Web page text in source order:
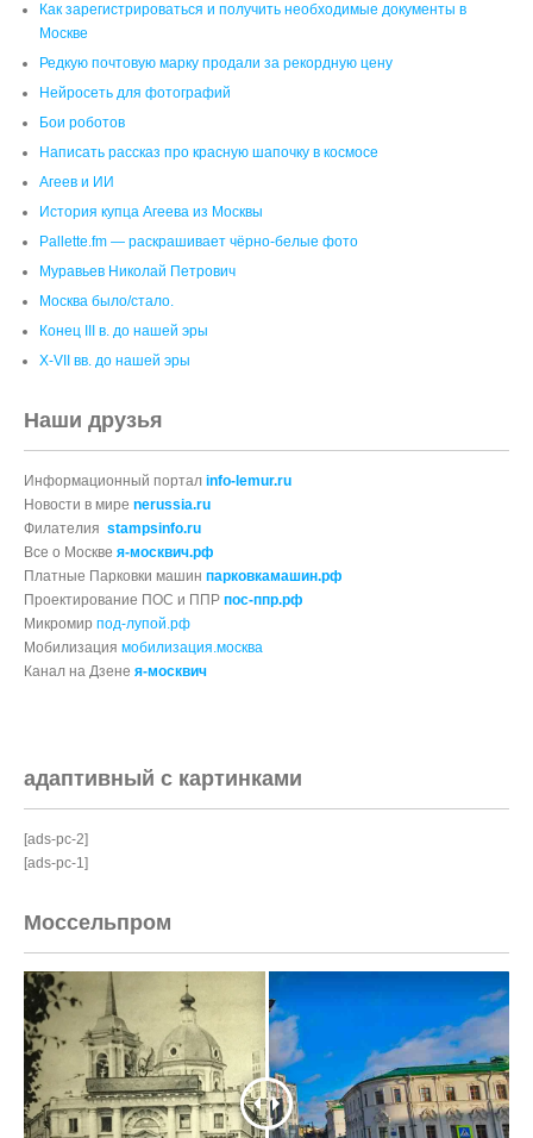
Как зарегистрироваться и получить необходимые документы в
Москве
Редкую почтовую марку продали за рекордную цену
Нейросеть для фотографий
Бои роботов
Написать рассказ про красную шапочку в космосе
Агеев и ИИ
История купца Агеева из Москвы
Pallette.fm — раскрашивает чёрно‑белые фото
Муравьев Николай Петрович
Москва было/стало.
Конец III в. до нашей эры
X-VII вв. до нашей эры
Наши друзья
Информационный портал info-lemur.ru
Новости в мире nerussia.ru
Филателия stampsinfo.ru
Все о Москве я-москвич.рф
Платные Парковки машин парковкамашин.рф
Проектирование ПОС и ППР пос-ппр.рф
Микромир под-лупой.рф
Мобилизация мобилизация.москва
Канал на Дзене я-москвич
адаптивный с картинками
[ads-pc-2]
[ads-pc-1]
Моссельпром